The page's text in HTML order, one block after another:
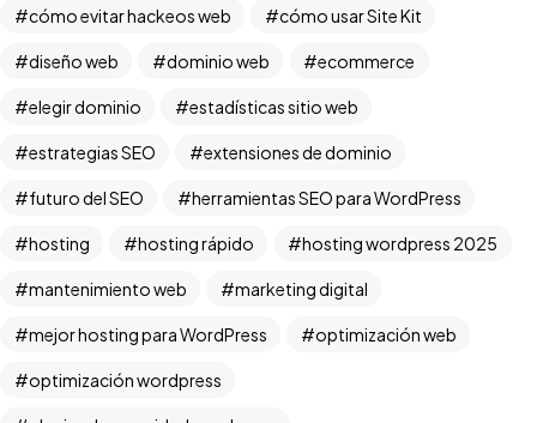
cómo evitar hackeos web cómo usar Site Kit
diseño web dominio web ecommerce
elegir dominio estadísticas sitio web
estrategias SEO extensiones de dominio
futuro del SEO herramientas SEO para WordPress
hosting hosting rápido hosting wordpress 2025
mantenimiento web marketing digital
mejor hosting para WordPress optimización web
optimización wordpress